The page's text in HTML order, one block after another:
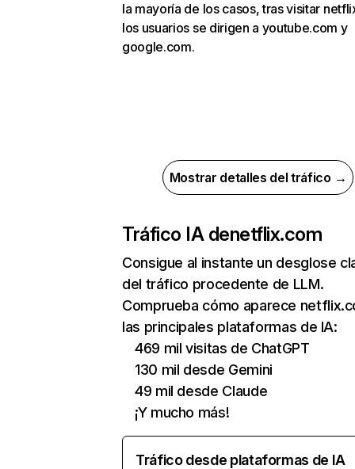
la mayoría de los casos, tras visitar
los usuarios se dirigen a youtube.com y
google.com.
Mostrar detalles del tráfico →
Tráfico IA denetflix.com
Consigue al instante un desglose
del tráfico procedente de LLM.
Comprueba cómo aparece
las principales plataformas de IA:
469 mil visitas de ChatGPT
130 mil desde Gemini
49 mil desde Claude
¡Y mucho más!
Tráfico desde plataformas de IA